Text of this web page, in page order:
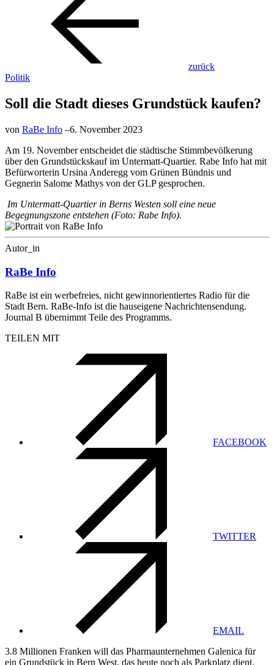
zurück
Politik
Soll die Stadt dieses Grundstück kaufen?
von RaBe Info –6. November 2023
Am 19. November entscheidet die städtische Stimmbevölkerung
über den Grundstückskauf im Untermatt-Quartier. Rabe Info hat mit
Befürworterin Ursina Anderegg vom Grünen Bündnis und
Gegnerin Salome Mathys von der GLP gesprochen.
Im Untermatt-Quartier in Berns Westen soll eine neue
Begegnungszone entstehen (Foto: Rabe Info).
Autor_in
RaBe Info
RaBe ist ein werbefreies, nicht gewinnorientiertes Radio für die
Stadt Bern. RaBe-Info ist die hauseigene Nachrichtensendung.
Journal B übernimmt Teile des Programms.
TEILEN MIT
FACEBOOK
TWITTER
EMAIL
3.8 Millionen Franken will das Pharmaunternehmen Galenica für
ein Grundstück in Bern West, das heute noch als Parkplatz dient.